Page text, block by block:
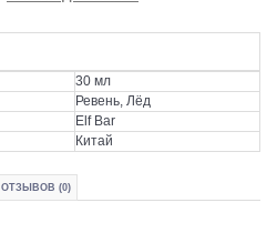
30 мл
Ревень, Лёд
Elf Bar
Китай
ОТЗЫВОВ (0)